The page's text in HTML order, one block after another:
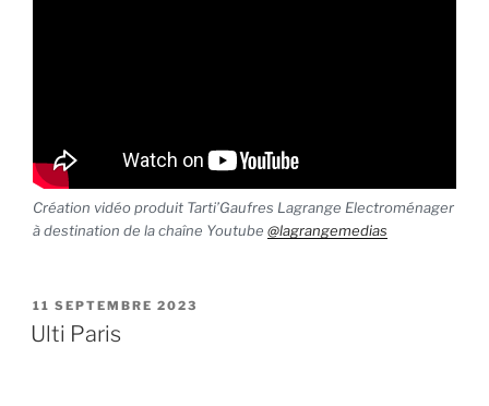
Création vidéo produit Tarti’Gaufres Lagrange Electroménager
à destination de la chaîne Youtube @lagrangemedias
PUBLIÉ
LE
11 SEPTEMBRE 2023
Ulti Paris